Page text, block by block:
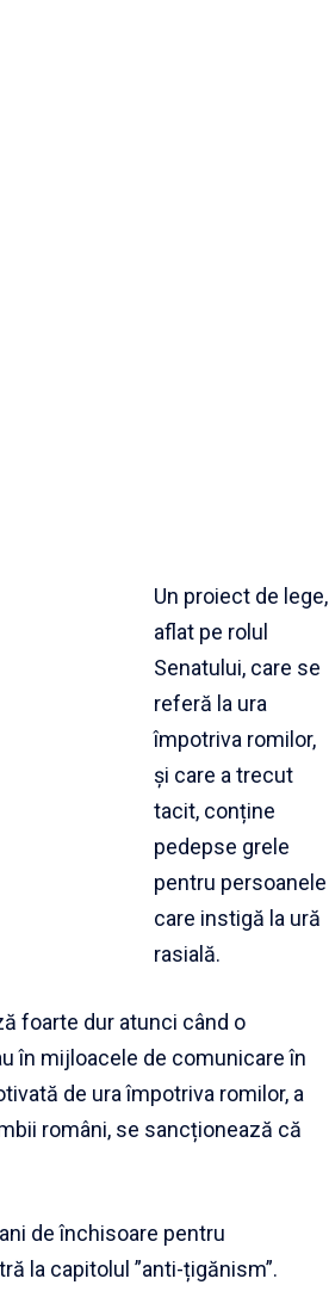
Un proiect de lege,
aflat pe rolul
Senatului, care se
referă la ura
împotriva romilor,
și care a trecut
tacit, conține
pedepse grele
pentru persoanele
care instigă la ură
rasială.
foarte dur atunci când o
în mijloacele de comunicare în
de ura împotriva romilor, a
români, se sancționează că
de închisoare pentru
la capitolul ”anti-țigănism”.